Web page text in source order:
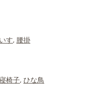
す, 腰掛
椅子, ひな鳥